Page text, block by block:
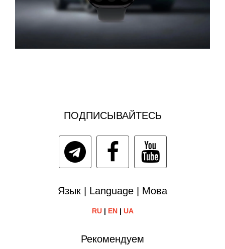
ПОДПИСЫВАЙТЕСЬ
Язык | Language | Мова
RU| EN| UA
Рекомендуем